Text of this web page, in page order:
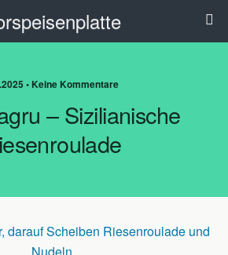
• Keine Kommentare
– Sizilianische